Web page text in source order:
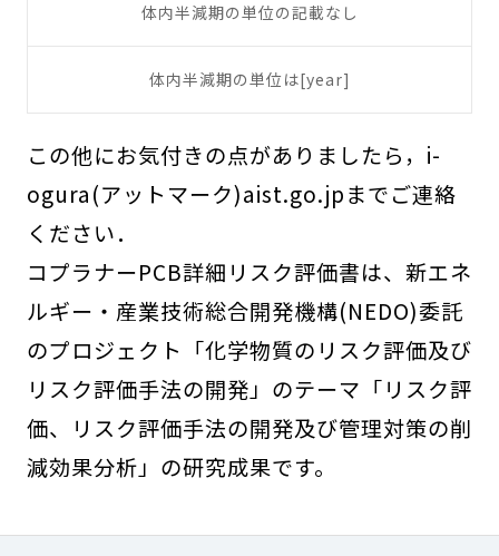
体内半減期の単位の記載なし
体内半減期の単位は[year]
この他にお気付きの点がありましたら，i-
ogura(アットマーク)aist.go.jpまでご連絡
ください．
コプラナーPCB詳細リスク評価書は、新エネ
ルギー・産業技術総合開発機構(NEDO)委託
のプロジェクト「化学物質のリスク評価及び
リスク評価手法の開発」のテーマ「リスク評
価、リスク評価手法の開発及び管理対策の削
減効果分析」の研究成果です。